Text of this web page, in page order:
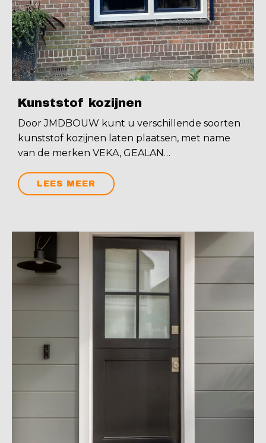
Kunststof kozijnen
Door JMDBOUW kunt u verschillende soorten
kunststof kozijnen laten plaatsen, met name
van de merken VEKA, GEALAN…
LEES MEER